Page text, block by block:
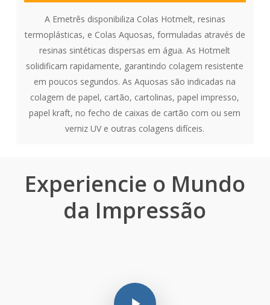
A Emetrês disponibiliza Colas Hotmelt, resinas
termoplásticas, e Colas Aquosas, formuladas através de
resinas sintéticas dispersas em água. As Hotmelt
solidificam rapidamente, garantindo colagem resistente
em poucos segundos. As Aquosas são indicadas na
colagem de papel, cartão, cartolinas, papel impresso,
papel kraft, no fecho de caixas de cartão com ou sem
verniz UV e outras colagens difíceis.
Experiencie o Mundo
da Impressão
Play Video